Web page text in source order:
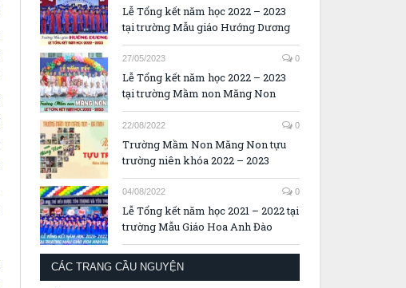
Lễ Tổng kết năm học 2022 – 2023
tại trường Mẫu giáo Hướng Dương
27/05/2023 0
Lễ Tổng kết năm học 2022 – 2023
tại trường Mầm non Măng Non
22/08/2022 0
Trường Mầm Non Măng Non tựu
trường niên khóa 2022 – 2023
04/08/2022 0
Lễ Tổng kết năm học 2021 – 2022 tại
trường Mẫu Giáo Hoa Anh Đào
CÁC TRANG CẦU NGUYỆN